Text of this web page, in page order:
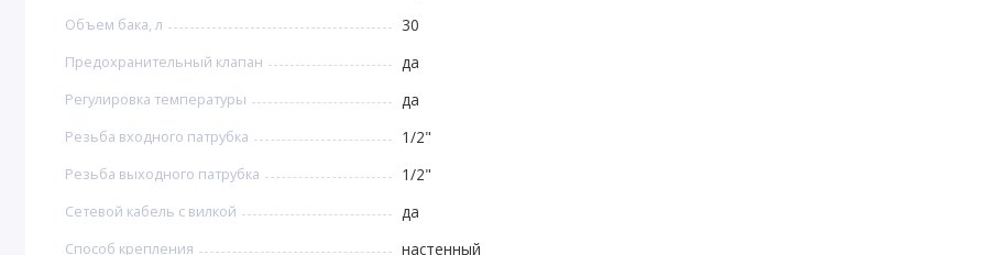
Объем бака, л 30
Предохранительный клапан да
Регулировка температуры да
Резьба входного патрубка 1/2"
Резьба выходного патрубка 1/2"
Сетевой кабель с вилкой да
Способ крепления настенный